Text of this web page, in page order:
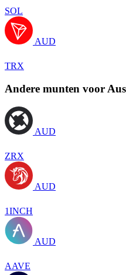
SOL
AUD
TRX
Andere munten voor
AUD
ZRX
AUD
1INCH
AUD
AAVE